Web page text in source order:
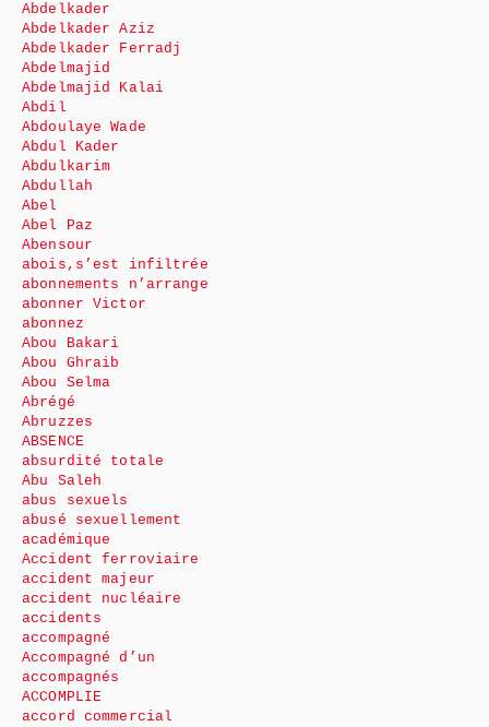
Abdelkader
Abdelkader Aziz
Abdelkader Ferradj
Abdelmajid
Abdelmajid Kalai
Abdil
Abdoulaye Wade
Abdul Kader
Abdulkarim
Abdullah
Abel
Abel Paz
Abensour
abois,s’est infiltrée
abonnements n’arrange
abonner Victor
abonnez
Abou Bakari
Abou Ghraib
Abou Selma
Abrégé
Abruzzes
ABSENCE
absurdité totale
Abu Saleh
abus sexuels
abusé sexuellement
académique
Accident ferroviaire
accident majeur
accident nucléaire
accidents
accompagné
Accompagné d’un
accompagnés
ACCOMPLIE
accord commercial